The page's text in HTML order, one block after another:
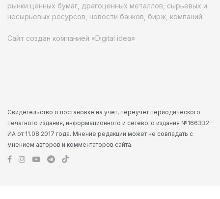
рынки ценных бумаг, драгоценных металлов, сырьевых и
несырьевых ресурсов, новости банков, бирж, компаний.
Сайт создан компанией «Digital idea»
Свидетельство о постановке на учет, переучет периодического
печатного издания, информационного и сетевого издания №166332-
ИА от 11.08.2017 года. Мнение редакции может не совпадать с
мнением авторов и комментаторов сайта.